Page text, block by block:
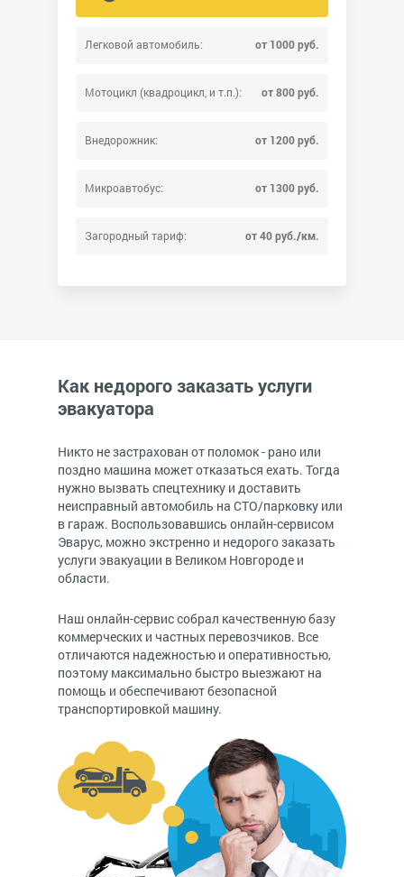
Легковой автомобиль: от 1000 руб.
Мотоцикл (квадроцикл, и т.п.): от 800 руб.
Внедорожник: от 1200 руб.
Микроавтобус: от 1300 руб.
Загородный тариф: от 40 руб./км.
Как недорого заказать услуги
эвакуатора
Никто не застрахован от поломок - рано или
поздно машина может отказаться ехать. Тогда
нужно вызвать спецтехнику и доставить
неисправный автомобиль на СТО/парковку или
в гараж. Воспользовавшись онлайн-сервисом
Эварус, можно экстренно и недорого заказать
услуги эвакуации в Великом Новгороде и
области.
Наш онлайн-сервис собрал качественную базу
коммерческих и частных перевозчиков. Все
отличаются надежностью и оперативностью,
поэтому максимально быстро выезжают на
помощь и обеспечивают безопасной
транспортировкой машину.